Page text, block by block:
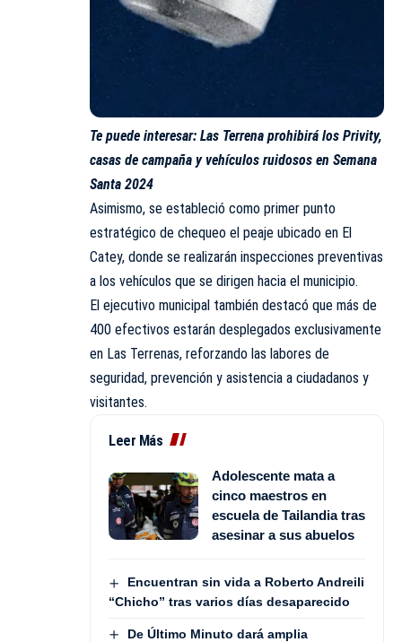
Te puede interesar: Las Terrena prohibirá los Privity,
casas de campaña y vehículos ruidosos en Semana
Santa 2024
Asimismo, se estableció como primer punto
estratégico de chequeo el peaje ubicado en El
Catey, donde se realizarán inspecciones preventivas
a los vehículos que se dirigen hacia el municipio.
El ejecutivo municipal también destacó que más de
400 efectivos estarán desplegados exclusivamente
en Las Terrenas, reforzando las labores de
seguridad, prevención y asistencia a ciudadanos y
visitantes.
Leer Más
Adolescente mata a
cinco maestros en
escuela de Tailandia tras
asesinar a sus abuelos
Encuentran sin vida a Roberto Andreili
“Chicho” tras varios días desaparecido
De Último Minuto dará amplia